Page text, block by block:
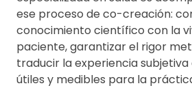
ese proceso de co-creación:
conocimiento científico con la
paciente, garantizar el rigor
traducir la experiencia subjetiva
útiles y medibles para la